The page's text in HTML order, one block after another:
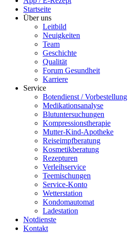
Startseite
Über uns
Leitbild
Neuigkeiten
Team
Geschichte
Qualität
Forum Gesundheit
Karriere
Service
Botendienst / Vorbestellung
Medikationsanalyse
Blutuntersuchungen
Kompressionstherapie
Mutter-Kind-Apotheke
Reiseimpfberatung
Kosmetikberatung
Rezepturen
Verleihservice
Teemischungen
Service-Konto
Wetterstation
Kondomautomat
Ladestation
Notdienste
Kontakt